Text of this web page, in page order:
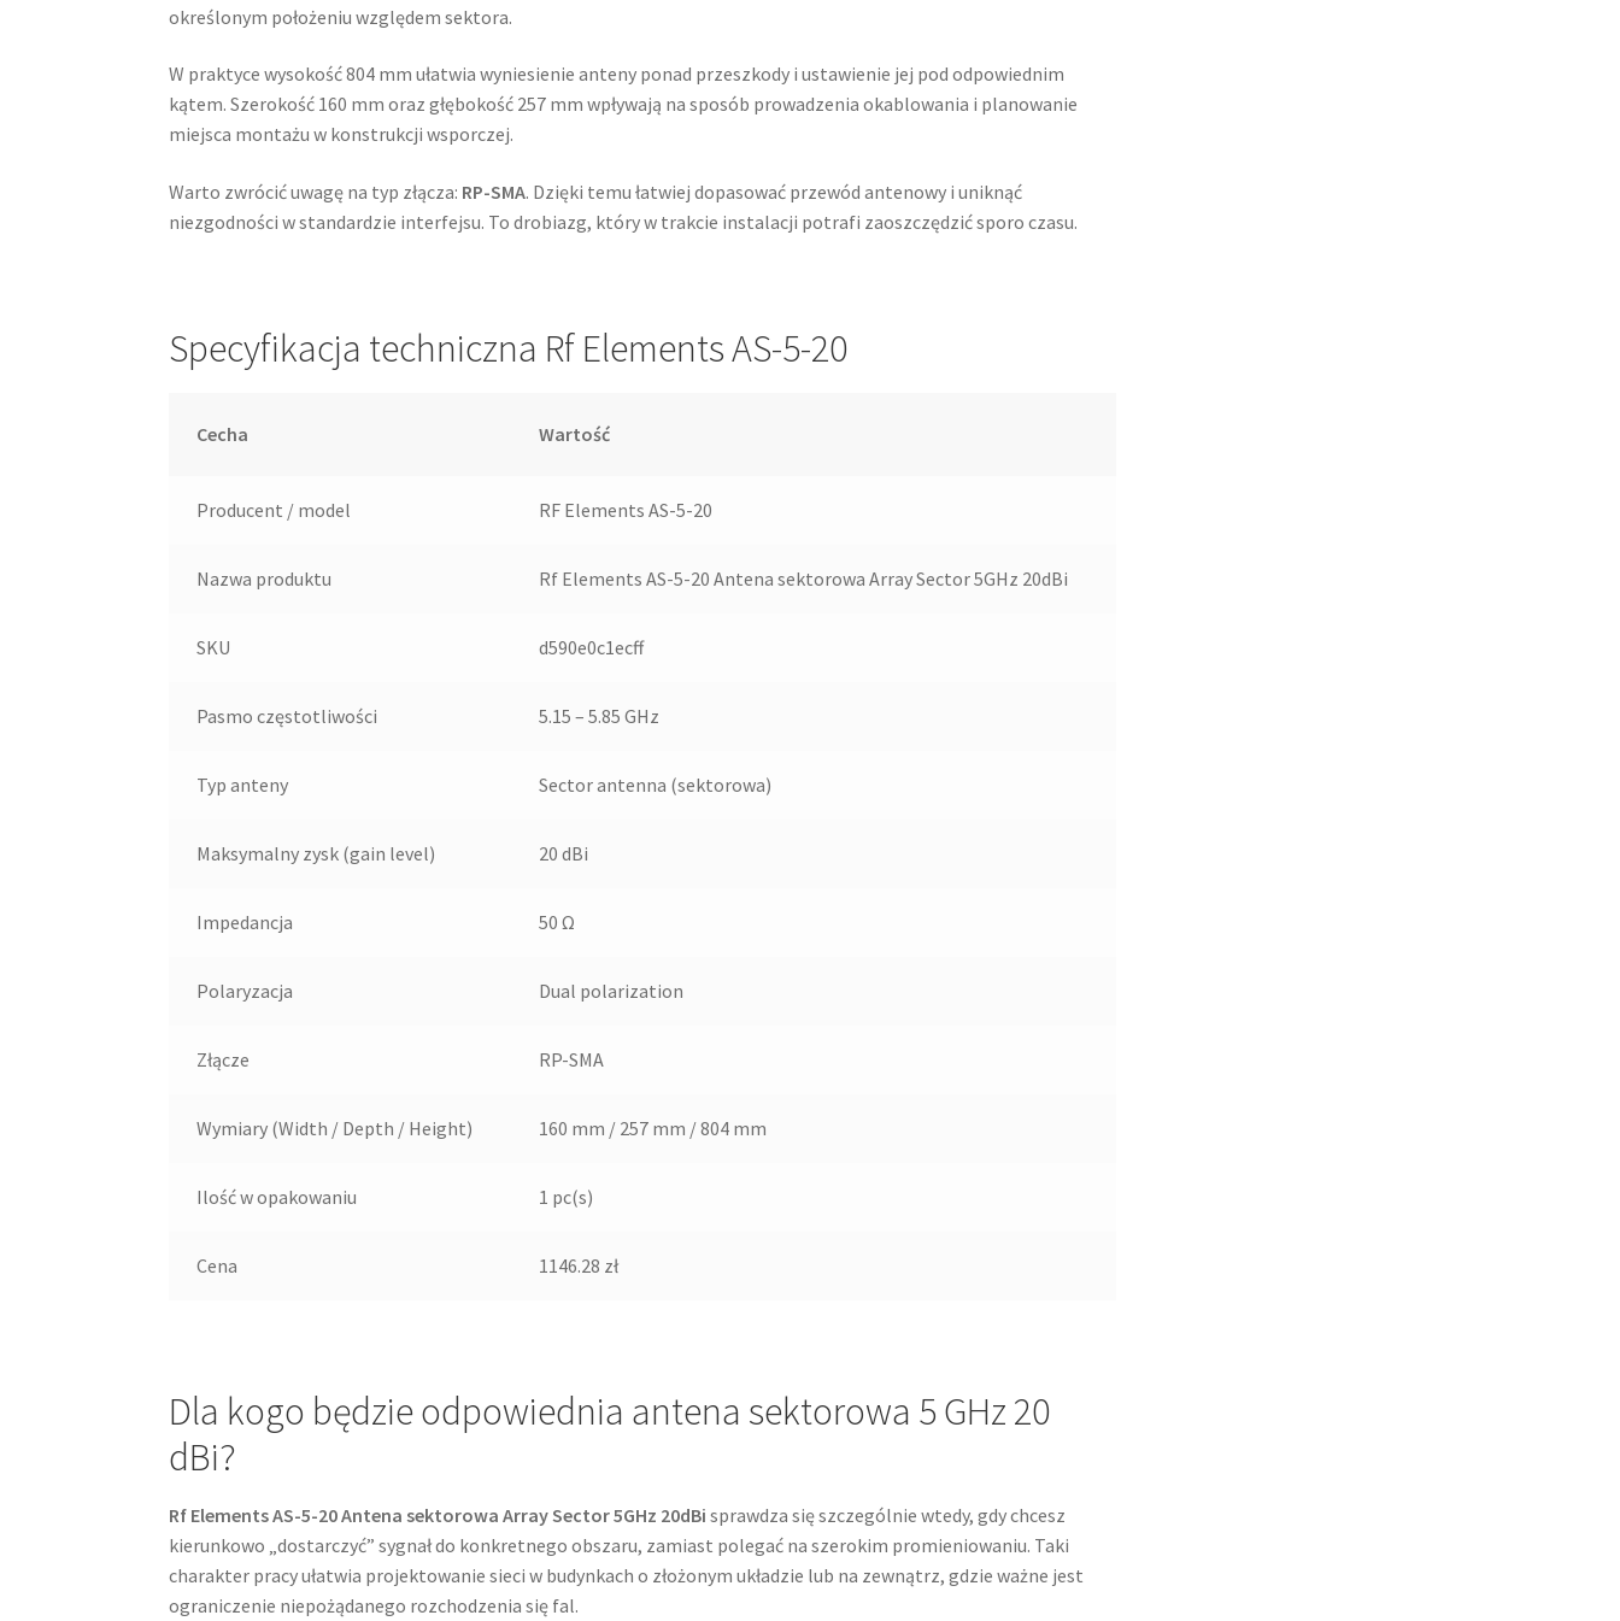
określonym położeniu względem sektora.
W praktyce wysokość 804 mm ułatwia wyniesienie anteny ponad przeszkody i ustawienie jej pod odpowiednim
kątem. Szerokość 160 mm oraz głębokość 257 mm wpływają na sposób prowadzenia okablowania i planowanie
miejsca montażu w konstrukcji wsporczej.
Warto zwrócić uwagę na typ złącza: RP-SMA. Dzięki temu łatwiej dopasować przewód antenowy i uniknąć
niezgodności w standardzie interfejsu. To drobiazg, który w trakcie instalacji potrafi zaoszczędzić sporo czasu.
Specyfikacja techniczna Rf Elements AS-5-20
Cecha Wartość
Producent / model RF Elements AS-5-20
Nazwa produktu Rf Elements AS-5-20 Antena sektorowa Array Sector 5GHz 20dBi
SKU d590e0c1ecff
Pasmo częstotliwości 5.15 – 5.85 GHz
Typ anteny Sector antenna (sektorowa)
Maksymalny zysk (gain level) 20 dBi
Impedancja 50 Ω
Polaryzacja Dual polarization
Złącze RP-SMA
Wymiary (Width / Depth / Height) 160 mm / 257 mm / 804 mm
Ilość w opakowaniu 1 pc(s)
Cena 1146.28 zł
Dla kogo będzie odpowiednia antena sektorowa 5 GHz 20
dBi?
Rf Elements AS-5-20 Antena sektorowa Array Sector 5GHz 20dBi sprawdza się szczególnie wtedy, gdy chcesz
kierunkowo „dostarczyć” sygnał do konkretnego obszaru, zamiast polegać na szerokim promieniowaniu. Taki
charakter pracy ułatwia projektowanie sieci w budynkach o złożonym układzie lub na zewnątrz, gdzie ważne jest
ograniczenie niepożądanego rozchodzenia się fal.